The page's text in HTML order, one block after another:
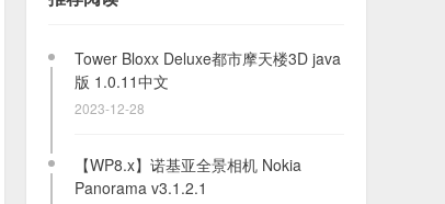
【WP8.x】诺基亚全景相机 Nokia
Panorama v3.1.2.1
2020-12-13
【WP8.x】诺基亚智能拍摄 Nokia
Smart Camera v1.3.1.5